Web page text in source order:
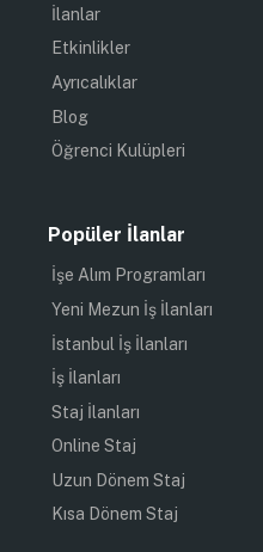
İlanlar
Etkinlikler
Ayrıcalıklar
Blog
Öğrenci Kulüpleri
Popüler İlanlar
İşe Alım Programları
Yeni Mezun İş İlanları
İstanbul İş İlanları
İş İlanları
Staj İlanları
Online Staj
Uzun Dönem Staj
Kısa Dönem Staj